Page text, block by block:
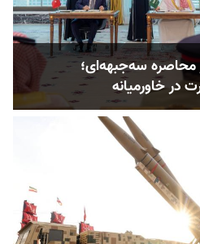
محاصره سه‌جبهه‌ای؛
در خاورمیانه